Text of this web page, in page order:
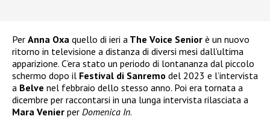
Per Anna Oxa quello di ieri a The Voice Senior è un nuovo
ritorno in televisione a distanza di diversi mesi dall’ultima
apparizione. C’era stato un periodo di lontananza dal piccolo
schermo dopo il Festival di Sanremo del 2023 e l’intervista
a Belve nel febbraio dello stesso anno. Poi era tornata a
dicembre per raccontarsi in una lunga intervista rilasciata a
Mara Venier per Domenica In.